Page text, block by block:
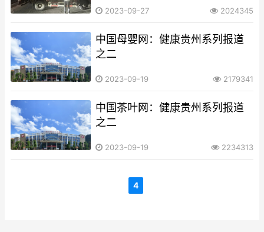
2023-09-27 2024345
中国母婴网​​​​​​​：健康贵州系列报道
之二
2023-09-19 2179341
中国茶叶网​​​​​​​：健康贵州系列报道
之二
2023-09-19 2234313
4